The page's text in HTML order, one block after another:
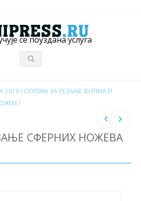
се поуздана услуга
2019/ ОПРЕМА ЗА РЕЗАЊЕ ФИЛМА И
/
СФЕРНИХ НОЖЕВА